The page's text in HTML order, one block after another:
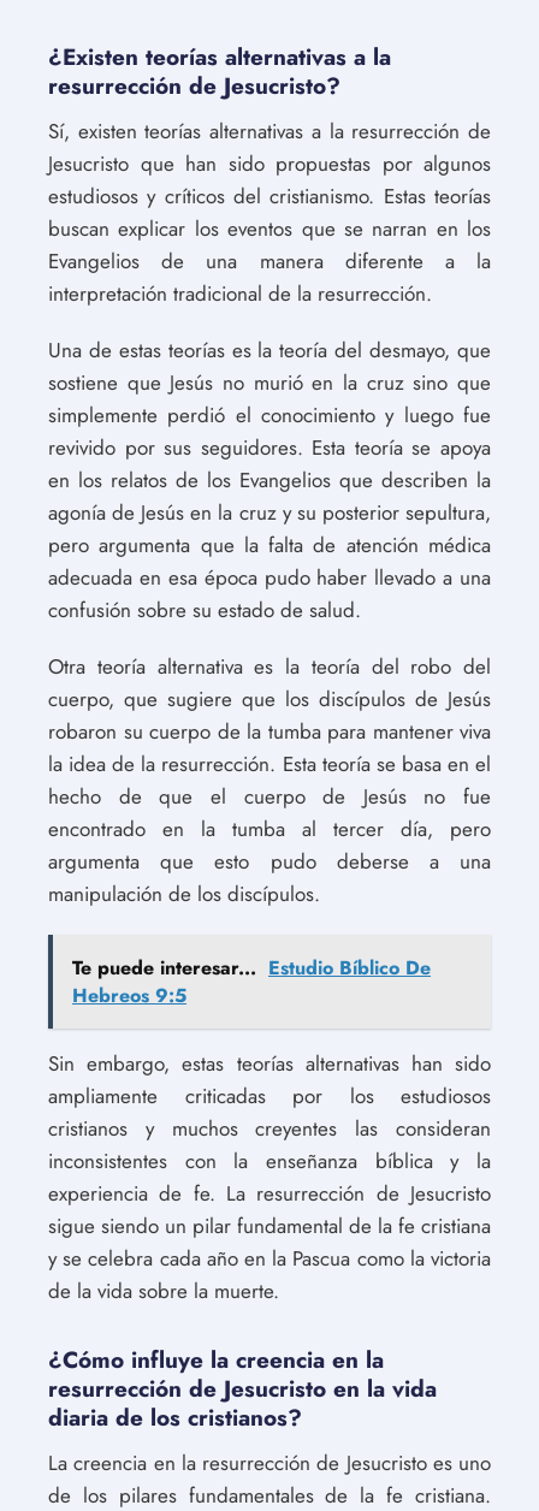
¿Existen teorías alternativas a la
resurrección de Jesucristo?
Sí, existen teorías alternativas a la resurrección de
Jesucristo que han sido propuestas por algunos
estudiosos y críticos del cristianismo. Estas teorías
buscan explicar los eventos que se narran en los
Evangelios de una manera diferente a la
interpretación tradicional de la resurrección.
Una de estas teorías es la teoría del desmayo, que
sostiene que Jesús no murió en la cruz sino que
simplemente perdió el conocimiento y luego fue
revivido por sus seguidores. Esta teoría se apoya
en los relatos de los Evangelios que describen la
agonía de Jesús en la cruz y su posterior sepultura,
pero argumenta que la falta de atención médica
adecuada en esa época pudo haber llevado a una
confusión sobre su estado de salud.
Otra teoría alternativa es la teoría del robo del
cuerpo, que sugiere que los discípulos de Jesús
robaron su cuerpo de la tumba para mantener viva
la idea de la resurrección. Esta teoría se basa en el
hecho de que el cuerpo de Jesús no fue
encontrado en la tumba al tercer día, pero
argumenta que esto pudo deberse a una
manipulación de los discípulos.
Te puede interesar... Estudio Bíblico De
Hebreos 9:5
Sin embargo, estas teorías alternativas han sido
ampliamente criticadas por los estudiosos
cristianos y muchos creyentes las consideran
inconsistentes con la enseñanza bíblica y la
experiencia de fe. La resurrección de Jesucristo
sigue siendo un pilar fundamental de la fe cristiana
y se celebra cada año en la Pascua como la victoria
de la vida sobre la muerte.
¿Cómo influye la creencia en la
resurrección de Jesucristo en la vida
diaria de los cristianos?
La creencia en la resurrección de Jesucristo es uno
de los pilares fundamentales de la fe cristiana.